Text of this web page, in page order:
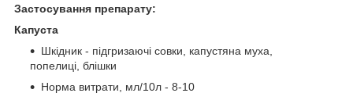
Застосування препарату:
Капуста
Шкідник - підгризаючі совки, капустяна муха,
попелиці, блішки
Норма витрати, мл/10л - 8-10